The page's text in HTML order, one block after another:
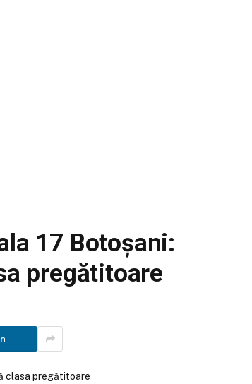
17 Botoșani:
pregătitoare